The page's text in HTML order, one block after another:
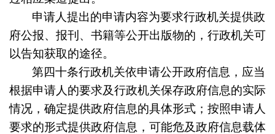
申请人提出的申请内容为要求行政机关提供政
府公报、报刊、书籍等公开出版物的，行政机关可
以告知获取的途径。
第四十条行政机关依申请公开政府信息，应当
根据申请人的要求及行政机关保存政府信息的实际
情况，确定提供政府信息的具体形式；按照申请人
要求的形式提供政府信息，可能危及政府信息载体